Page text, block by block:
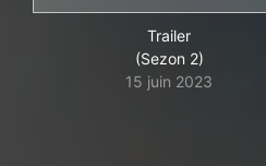
Trailer
(Sezon 2)
15 juin 2023